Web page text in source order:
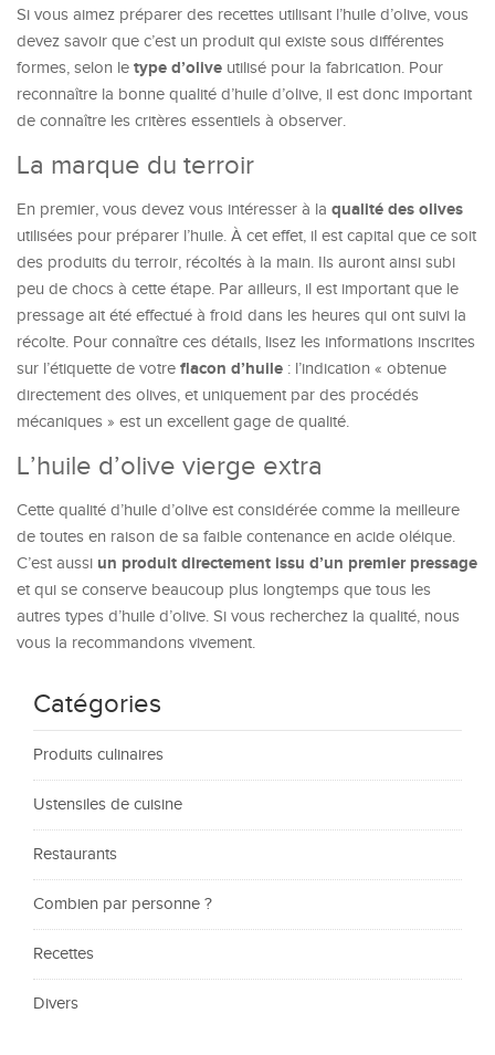
Si vous aimez préparer des recettes utilisant l’huile d’olive, vous
devez savoir que c’est un produit qui existe sous différentes
formes, selon le type d’olive utilisé pour la fabrication. Pour
reconnaître la bonne qualité d’huile d’olive, il est donc important
de connaître les critères essentiels à observer.
La marque du terroir
En premier, vous devez vous intéresser à la qualité des olives
utilisées pour préparer l’huile. À cet effet, il est capital que ce soit
des produits du terroir, récoltés à la main. Ils auront ainsi subi
peu de chocs à cette étape. Par ailleurs, il est important que le
pressage ait été effectué à froid dans les heures qui ont suivi la
récolte. Pour connaître ces détails, lisez les informations inscrites
sur l’étiquette de votre flacon d’huile : l’indication « obtenue
directement des olives, et uniquement par des procédés
mécaniques » est un excellent gage de qualité.
L’huile d’olive vierge extra
Cette qualité d’huile d’olive est considérée comme la meilleure
de toutes en raison de sa faible contenance en acide oléique.
C’est aussi un produit directement issu d’un premier pressage
et qui se conserve beaucoup plus longtemps que tous les
autres types d’huile d’olive. Si vous recherchez la qualité, nous
vous la recommandons vivement.
Catégories
Produits culinaires
Ustensiles de cuisine
Restaurants
Combien par personne ?
Recettes
Divers